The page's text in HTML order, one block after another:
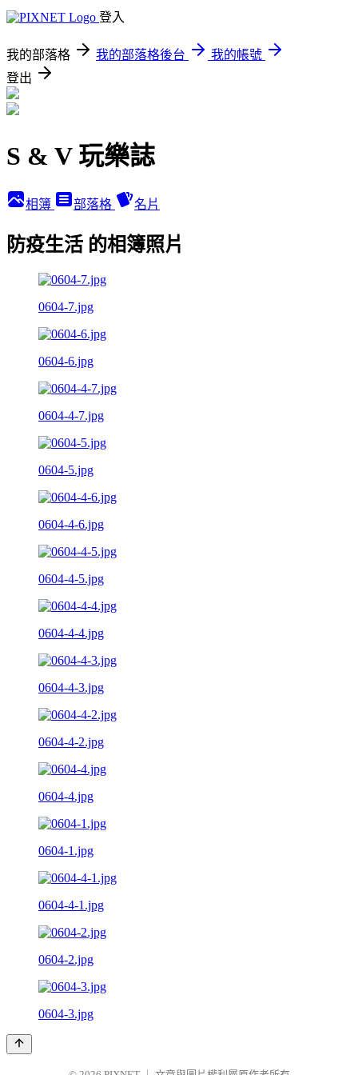
登入
我的部落格 我的部落格後台
我的帳號
登出
S & V 玩樂誌
相簿 部落格 名片
防疫生活 的相簿照片
0604-7.jpg
0604-6.jpg
0604-4-7.jpg
0604-5.jpg
0604-4-6.jpg
0604-4-5.jpg
0604-4-4.jpg
0604-4-3.jpg
0604-4-2.jpg
0604-4.jpg
0604-1.jpg
0604-4-1.jpg
0604-2.jpg
0604-3.jpg